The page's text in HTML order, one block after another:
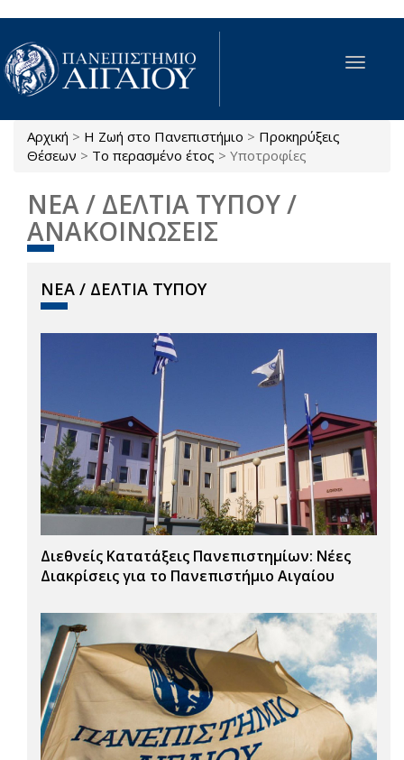
Παράκαμψη προς το κυρίως περιεχόμενο
Toggle
Είστε εδώ
Αρχική > Η Ζωή στο Πανεπιστήμιο > Προκηρύξεις
Θέσεων > Το περασμένο έτος > Υποτροφίες
ΝΕΑ / ΔΕΛΤΙΑ ΤΥΠΟΥ /
ΑΝΑΚΟΙΝΩΣΕΙΣ
ΝΕΑ / ΔΕΛΤΙΑ ΤΥΠΟΥ
Διεθνείς Κατατάξεις Πανεπιστημίων: Νέες
Διακρίσεις για το Πανεπιστήμιο Αιγαίου